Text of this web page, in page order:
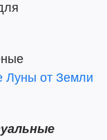
Луны от Земли